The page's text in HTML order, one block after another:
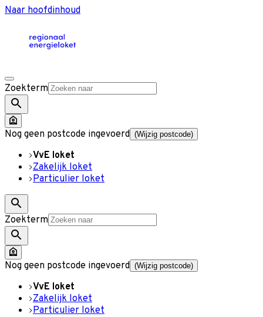
Naar hoofdinhoud
Zoekterm
Nog geen postcode ingevoerd (Wijzig postcode)
VvE loket
Zakelijk loket
Particulier loket
Zoekterm
Nog geen postcode ingevoerd (Wijzig postcode)
VvE loket
Zakelijk loket
Particulier loket